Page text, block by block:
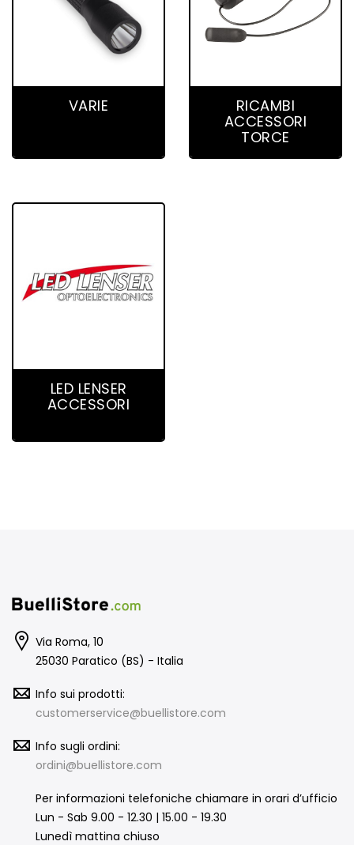
VARIE
RICAMBI
ACCESSORI
TORCE
LED LENSER
ACCESSORI
Via Roma, 10
25030 Paratico (BS) - Italia
Info sui prodotti:
customerservice@buellistore.com
Info sugli ordini:
ordini@buellistore.com
Per informazioni telefoniche chiamare in orari d’ufficio
Lun - Sab 9.00 - 12.30 | 15.00 - 19.30
Lunedì mattina chiuso